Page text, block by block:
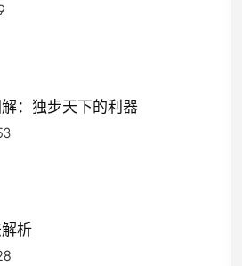
：独步天下的利器
析